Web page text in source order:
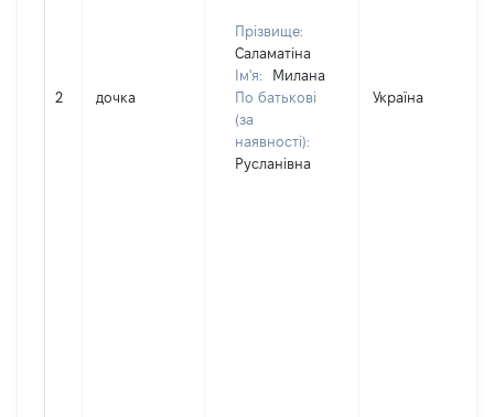
2 дочка
Прізвище:
Саламатіна
Ім'я:
Милана
По батькові
(за
наявності):
Русланівна
Україна